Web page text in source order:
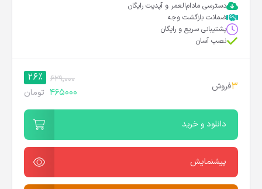
دسترسی مادام‌العمر و آپدیت رایگان
ضمانت بازگشت وجه
پشتیبانی سریع و رایگان
نصب آسان
3فروش
629,000
26%
465000 تومان
دانلود و خرید
پیشنمایش